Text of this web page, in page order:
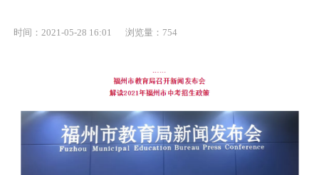
时间：2021-05-28 16:01 浏览量：754